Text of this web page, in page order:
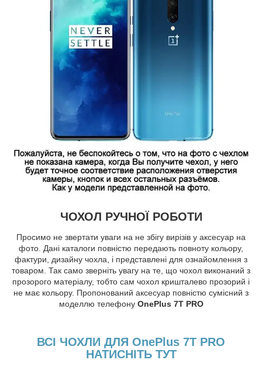
ЧОХОЛ РУЧНОЇ РОБОТИ
Просимо не звертати уваги на не збігу вирізів у аксесуар на
фото. Дані каталоги повністю передають повноту кольору,
фактури, дизайну чохла, і представлені для ознайомлення з
товаром. Так само зверніть увагу на те, що чохол виконаний з
прозорого матеріалу, тобто сам чохол кришталево прозорий і
не має кольору. Пропонований аксесуар повністю сумісний з
моделлю телефону OnePlus 7T PRO
ВСІ ЧОХЛИ ДЛЯ OnePlus 7T PRO
НАТИСНІТЬ ТУТ